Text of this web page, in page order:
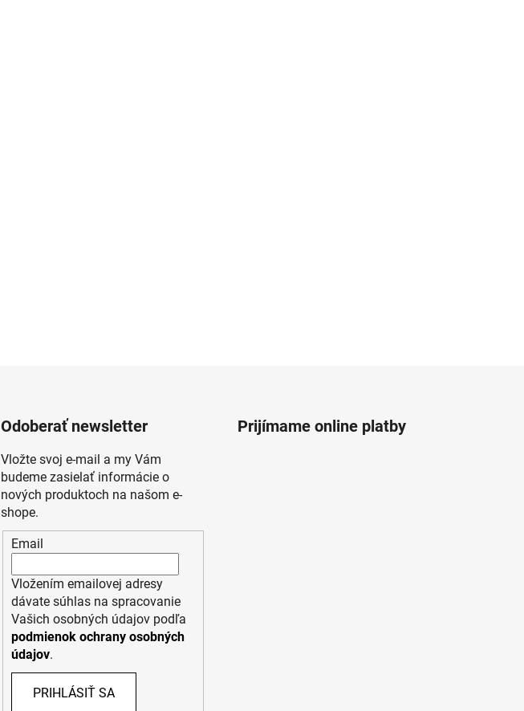
Odoberať newsletter
Vložte svoj e-mail a my Vám
budeme zasielať informácie o
nových produktoch na našom e-
shope.
Email
Vložením emailovej adresy
dávate súhlas na spracovanie
Vašich osobných údajov podľa
podmienok ochrany osobných
údajov.
PRIHLÁSIŤ SA
Prijímame online platby